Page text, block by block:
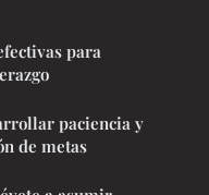
para
paciencia y
de metas